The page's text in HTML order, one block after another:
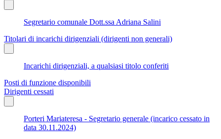
Segretario comunale Dott.ssa Adriana Salini
Titolari di incarichi dirigenziali (dirigenti non generali)
Incarichi dirigenziali, a qualsiasi titolo conferiti
Posti di funzione disponibili
Dirigenti cessati
Porteri Mariateresa - Segretario generale (incarico cessato in
data 30.11.2024)